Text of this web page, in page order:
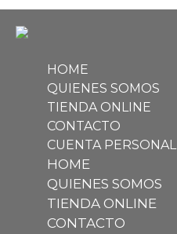
HOME
QUIENES SOMOS
TIENDA ONLINE
CONTACTO
CUENTA PERSONAL
HOME
QUIENES SOMOS
TIENDA ONLINE
CONTACTO